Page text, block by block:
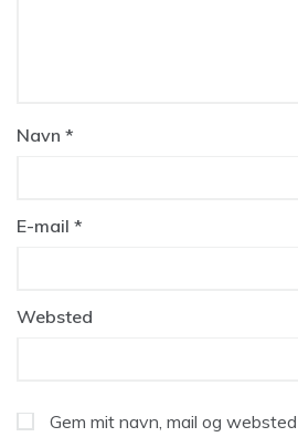
Navn *
E-mail *
Websted
Gem mit navn, mail og